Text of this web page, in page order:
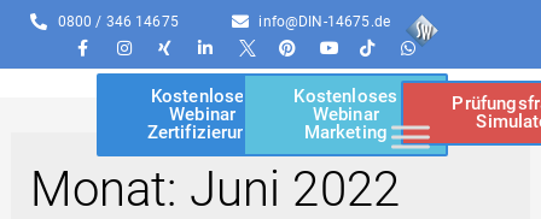
0800 / 346 14675 info@DIN-14675.de
Kostenloses
Webinar
Zertifizierung
Kostenloses
Webinar
Marketing
Monat: Juni 2022